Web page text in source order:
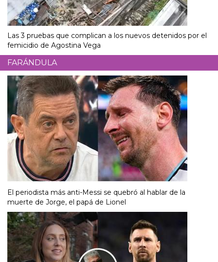
Las 3 pruebas que complican a los nuevos detenidos por el
femicidio de Agostina Vega
FARÁNDULA
El periodista más anti-Messi se quebró al hablar de la
muerte de Jorge, el papá de Lionel